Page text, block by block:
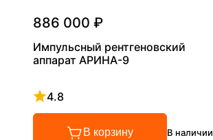
886 000 ₽
Импульсный рентгеновский
аппарат АРИНА-9
4.8
Рейтинг 4.8 из 5
В корзину В наличии